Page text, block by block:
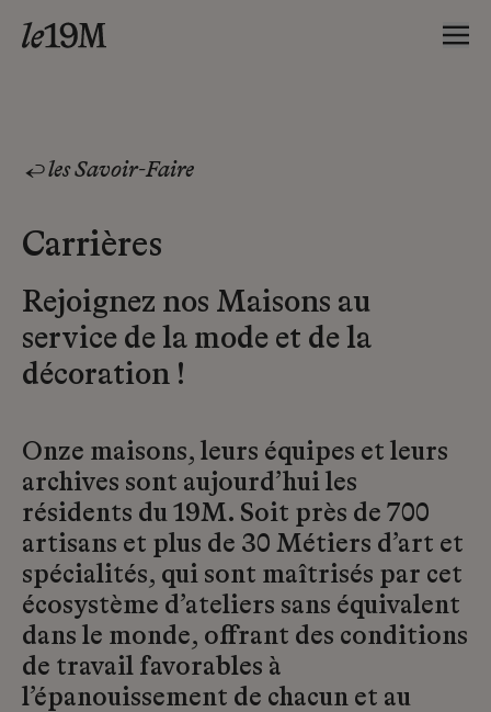
les Savoir-Faire
Carrières
Rejoignez nos Maisons au
service de la mode et de la
décoration !
Onze maisons, leurs équipes et leurs
archives sont aujourd’hui les
résidents du 19M. Soit près de 700
artisans et plus de 30 Métiers d’art et
spécialités, qui sont maîtrisés par cet
écosystème d’ateliers sans équivalent
dans le monde, offrant des conditions
de travail favorables à
l’épanouissement de chacun et au